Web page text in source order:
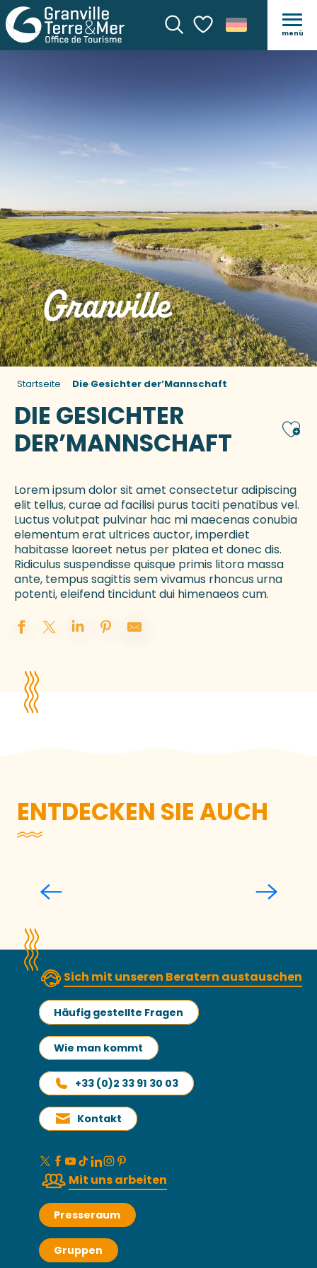
SucheVoir les favoris
menü
Granville
Startseite Die Gesichter der’Mannschaft
DIE GESICHTER
DER’MANNSCHAFT
Lorem ipsum dolor sit amet consectetur adipiscing
elit tellus, curae ad facilisi purus taciti penatibus vel.
Luctus volutpat pulvinar hac mi maecenas conubia
elementum erat ultrices auctor, imperdiet
habitasse laoreet netus per platea et donec dis.
Ridiculus suspendisse quisque primis litora massa
ante, tempus sagittis sem vivamus rhoncus urna
potenti, eleifend tincidunt dui himenaeos cum.
ENTDECKEN SIE AUCH
Sich mit unseren Beratern austauschen
Häufig gestellte Fragen
Wie man kommt
+33 (0)2 33 91 30 03
Kontakt
Mit uns arbeiten
Presseraum
Gruppen